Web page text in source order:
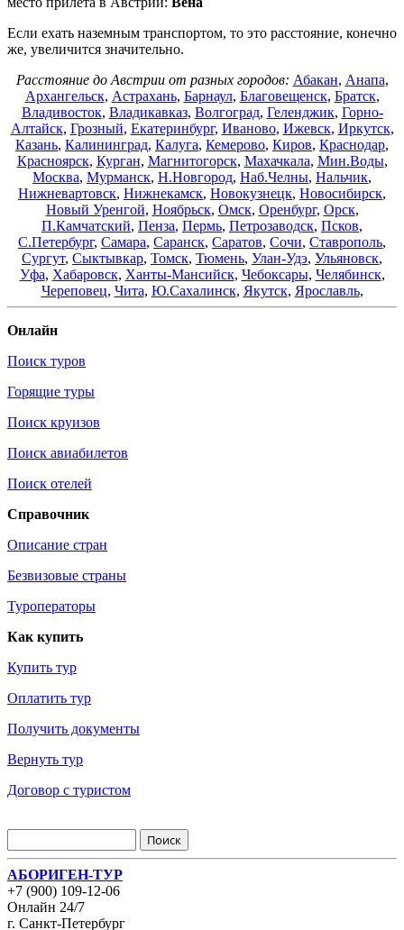
Если ехать наземным транспортом, то это расстояние, конечно
же, увеличится значительно.
Расстояние до Австрии от разных городов: Абакан, Анапа,
Архангельск, Астрахань, Барнаул, Благовещенск, Братск,
Владивосток, Владикавказ, Волгоград, Геленджик, Горно-
Алтайск, Грозный, Екатеринбург, Иваново, Ижевск, Иркутск,
Казань, Калининград, Калуга, Кемерово, Киров, Краснодар,
Красноярск, Курган, Магнитогорск, Махачкала, Мин.Воды,
Москва, Мурманск, Н.Новгород, Наб.Челны, Нальчик,
Нижневартовск, Нижнекамск, Новокузнецк, Новосибирск,
Новый Уренгой, Ноябрьск, Омск, Оренбург, Орск,
П.Камчатский, Пенза, Пермь, Петрозаводск, Псков,
С.Петербург, Самара, Саранск, Саратов, Сочи, Ставрополь,
Сургут, Сыктывкар, Томск, Тюмень, Улан-Удэ, Ульяновск,
Уфа, Хабаровск, Ханты-Мансийск, Чебоксары, Челябинск,
Череповец, Чита, Ю.Сахалинск, Якутск, Ярославль,
Онлайн
Поиск туров
Горящие туры
Поиск круизов
Поиск авиабилетов
Поиск отелей
Справочник
Описание стран
Безвизовые страны
Туроператоры
Как купить
Купить тур
Оплатить тур
Получить документы
Вернуть тур
Договор с туристом
АБОРИГЕН-ТУР
+7 (900) 109-12-06
Онлайн 24/7
г. Санкт-Петербург